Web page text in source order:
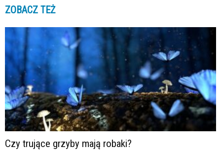
ZOBACZ TEŻ
Czy trujące grzyby mają robaki?